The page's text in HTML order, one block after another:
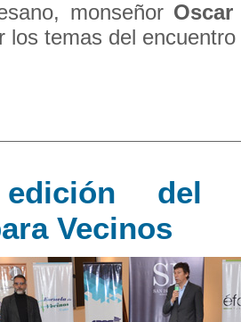
monseñor Oscar
los temas del
del
Vecinos